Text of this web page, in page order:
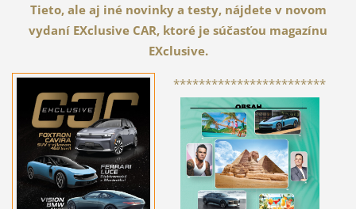
Tieto, ale aj iné novinky a testy, nájdete v novom
vydaní EXclusive CAR, ktoré je súčasťou magazínu
EXclusive.
************************